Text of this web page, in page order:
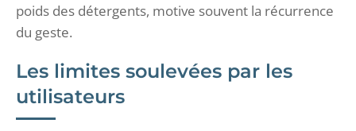
poids des détergents, motive souvent la récurrence
du geste.
Les limites soulevées par les
utilisateurs